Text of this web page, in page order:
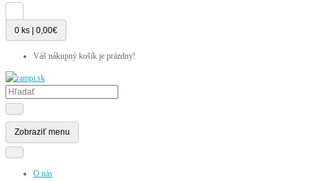
0 ks | 0,00€
Váš nákupný košík je prázdny!
Zobraziť menu
O nás